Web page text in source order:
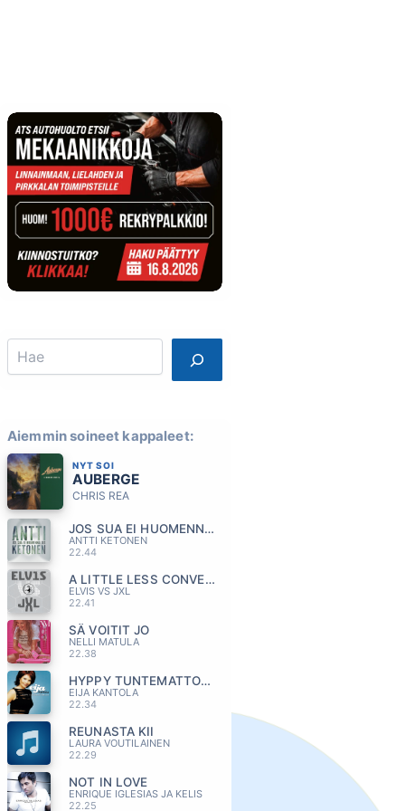
Search
Aiemmin soineet kappaleet:
NYT SOI
AUBERGE
CHRIS REA
JOS SUA EI HUOMENNA OIS
ANTTI KETONEN
22.44
A LITTLE LESS CONVERSATION
ELVIS VS JXL
22.41
SÄ VOITIT JO
NELLI MATULA
22.38
HYPPY TUNTEMATTOMAAN
EIJA KANTOLA
22.34
REUNASTA KII
LAURA VOUTILAINEN
22.29
NOT IN LOVE
ENRIQUE IGLESIAS JA KELIS
22.25